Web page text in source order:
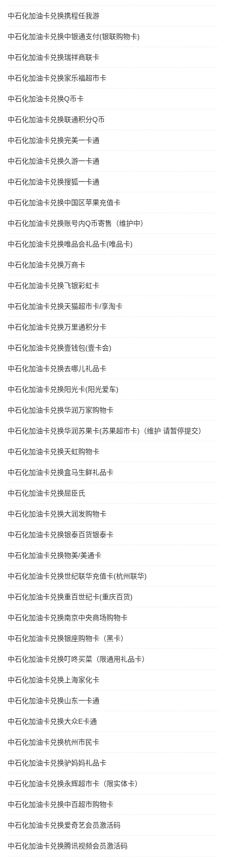
中石化加油卡兑换携程任我游
中石化加油卡兑换中银通支付(银联购物卡)
中石化加油卡兑换瑞祥商联卡
中石化加油卡兑换家乐福超市卡
中石化加油卡兑换Q币卡
中石化加油卡兑换联通积分Q币
中石化加油卡兑换完美一卡通
中石化加油卡兑换久游一卡通
中石化加油卡兑换搜狐一卡通
中石化加油卡兑换中国区苹果充值卡
中石化加油卡兑换账号内Q币寄售（维护中）
中石化加油卡兑换唯品会礼品卡(唯品卡)
中石化加油卡兑换万商卡
中石化加油卡兑换飞银彩虹卡
中石化加油卡兑换天猫超市卡/享淘卡
中石化加油卡兑换万里通积分卡
中石化加油卡兑换壹钱包(壹卡会)
中石化加油卡兑换去哪儿礼品卡
中石化加油卡兑换阳光卡(阳光爱车)
中石化加油卡兑换华润万家购物卡
中石化加油卡兑换华润苏果卡(苏果超市卡)（维护 请暂停提交）
中石化加油卡兑换天虹购物卡
中石化加油卡兑换盒马生鲜礼品卡
中石化加油卡兑换屈臣氏
中石化加油卡兑换大润发购物卡
中石化加油卡兑换银泰百货银泰卡
中石化加油卡兑换物美/美通卡
中石化加油卡兑换世纪联华充值卡(杭州联华)
中石化加油卡兑换重百世纪卡(重庆百货)
中石化加油卡兑换南京中央商场购物卡
中石化加油卡兑换银座购物卡（黑卡）
中石化加油卡兑换叮咚买菜（限通用礼品卡）
中石化加油卡兑换上海家化卡
中石化加油卡兑换山东一卡通
中石化加油卡兑换大众E卡通
中石化加油卡兑换杭州市民卡
中石化加油卡兑换驴妈妈礼品卡
中石化加油卡兑换永辉超市卡（限实体卡）
中石化加油卡兑换中百超市购物卡
中石化加油卡兑换爱奇艺会员激活码
中石化加油卡兑换腾讯视频会员激活码